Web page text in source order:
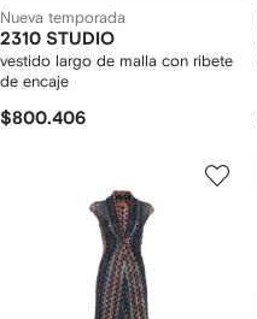
Nueva temporada
2310 STUDIO
vestido largo de malla con ribete
de encaje
$800.406